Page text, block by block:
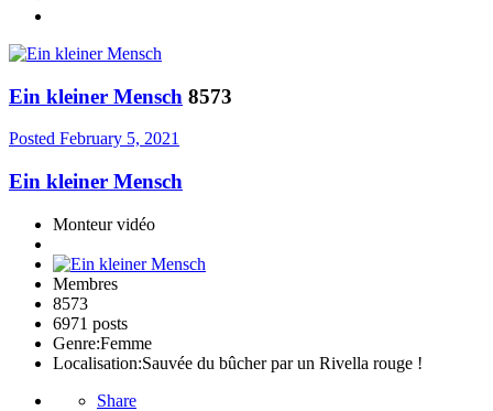
Ein kleiner Mensch 8573
Posted February 5, 2021
Ein kleiner Mensch
Monteur vidéo
Membres
8573
6971 posts
Genre:Femme
Localisation:Sauvée du bûcher par un Rivella rouge !
Share